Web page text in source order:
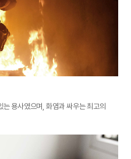
용사였으며, 화염과 싸우는 최고의